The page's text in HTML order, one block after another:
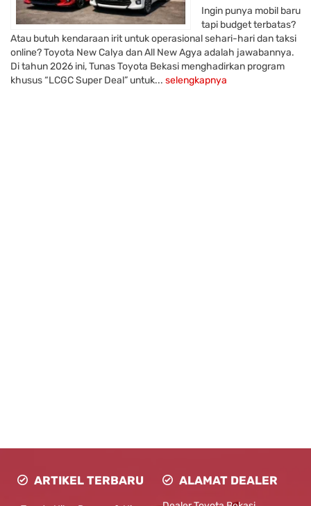
Ingin punya mobil baru
tapi budget terbatas?
Atau butuh kendaraan irit untuk operasional sehari-hari dan taksi
online? Toyota New Calya dan All New Agya adalah jawabannya.
Di tahun 2026 ini, Tunas Toyota Bekasi menghadirkan program
khusus “LCGC Super Deal” untuk... selengkapnya
ARTIKEL TERBARU ALAMAT DEALER